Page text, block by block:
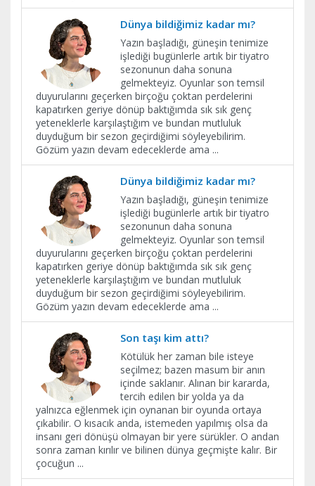
Dünya bildiğimiz kadar mı?
Yazın başladığı, güneşin tenimize
işlediği bugünlerle artık bir tiyatro
sezonunun daha sonuna
gelmekteyiz. Oyunlar son temsil
duyurularını geçerken birçoğu çoktan perdelerini
kapatırken geriye dönüp baktığımda sık sık genç
yeteneklerle karşılaştığım ve bundan mutluluk
duyduğum bir sezon geçirdiğimi söyleyebilirim.
Gözüm yazın devam edeceklerde ama ...
Dünya bildiğimiz kadar mı?
Yazın başladığı, güneşin tenimize
işlediği bugünlerle artık bir tiyatro
sezonunun daha sonuna
gelmekteyiz. Oyunlar son temsil
duyurularını geçerken birçoğu çoktan perdelerini
kapatırken geriye dönüp baktığımda sık sık genç
yeteneklerle karşılaştığım ve bundan mutluluk
duyduğum bir sezon geçirdiğimi söyleyebilirim.
Gözüm yazın devam edeceklerde ama ...
Son taşı kim attı?
Kötülük her zaman bile isteye
seçilmez; bazen masum bir anın
içinde saklanır. Alınan bir kararda,
tercih edilen bir yolda ya da
yalnızca eğlenmek için oynanan bir oyunda ortaya
çıkabilir. O kısacık anda, istemeden yapılmış olsa da
insanı geri dönüşü olmayan bir yere sürükler. O andan
sonra zaman kırılır ve bilinen dünya geçmişte kalır. Bir
çocuğun ...